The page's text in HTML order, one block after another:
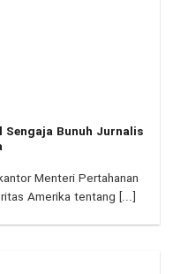
Sengaja Bunuh Jurnalis
Menteri Pertahanan
Amerika tentang [...]